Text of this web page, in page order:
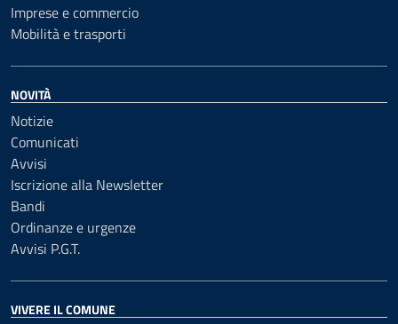
Imprese e commercio
Mobilità e trasporti
NOVITÀ
Notizie
Comunicati
Avvisi
Iscrizione alla Newsletter
Bandi
Ordinanze e urgenze
Avvisi P.G.T.
VIVERE IL COMUNE